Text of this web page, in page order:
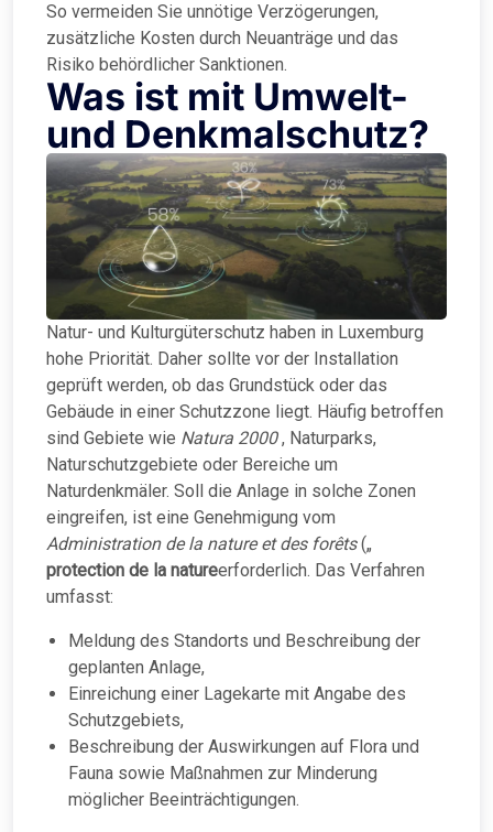
So vermeiden Sie unnötige Verzögerungen,
zusätzliche Kosten durch Neuanträge und das
Risiko behördlicher Sanktionen.
Was ist mit Umwelt-
und Denkmalschutz?
Natur- und Kulturgüterschutz haben in Luxemburg
hohe Priorität. Daher sollte vor der Installation
geprüft werden, ob das Grundstück oder das
Gebäude in einer Schutzzone liegt. Häufig betroffen
sind Gebiete wie Natura 2000, Naturparks,
Naturschutzgebiete oder Bereiche um
Naturdenkmäler. Soll die Anlage in solche Zonen
eingreifen, ist eine Genehmigung vom
Administration de la nature et des forêts(„
protection de la natureerforderlich. Das Verfahren
umfasst:
Meldung des Standorts und Beschreibung der
geplanten Anlage,
Einreichung einer Lagekarte mit Angabe des
Schutzgebiets,
Beschreibung der Auswirkungen auf Flora und
Fauna sowie Maßnahmen zur Minderung
möglicher Beeinträchtigungen.